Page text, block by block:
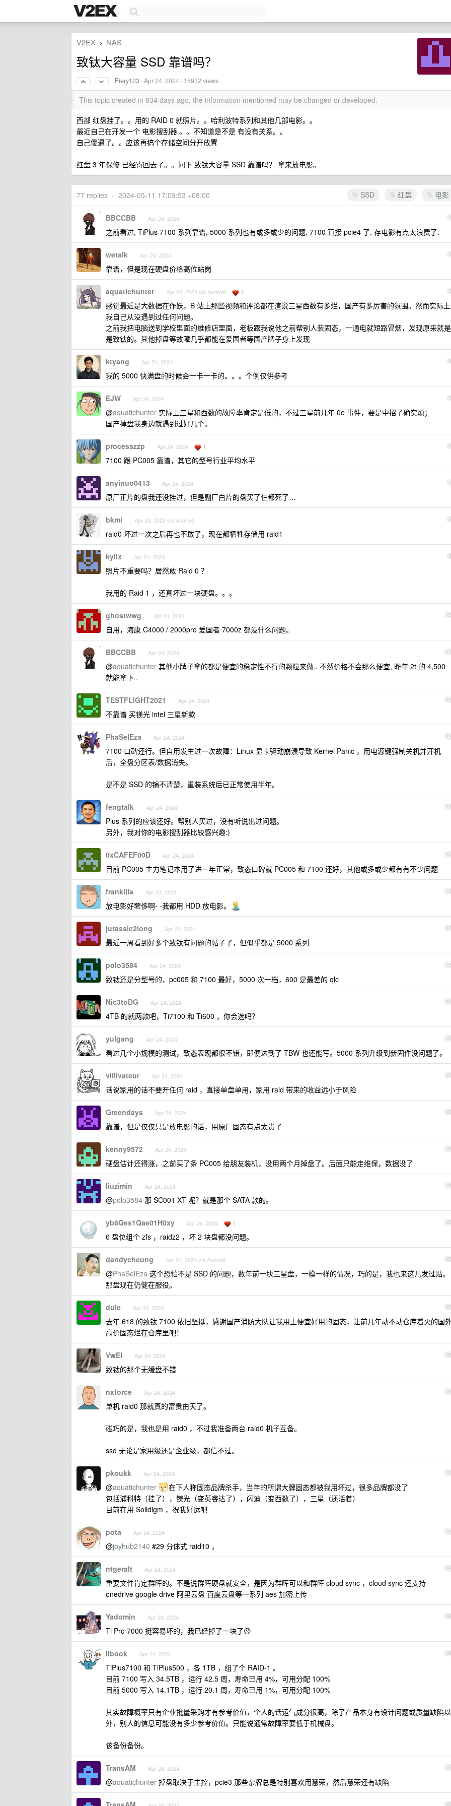
V2EX › NAS
致钛大容量 SSD 靠谱吗？
Fiery123 ·Apr 24, 2024 · 15932 views
This topic created in 834 days ago, the information mentioned may be changed or developed.
西部 红盘挂了。。用的 RAID 0 就照片。。哈利波特系列和其他几部电影。。
最近自己在开发一个 电影搜刮器 。。不知道是不是 有没有关系。。
自己傻逼了。。应该再搞个存储空间分开放置
红盘 3 年保修 已经寄回去了。。问下 致钛大容量 SSD 靠谱吗？ 拿来放电影。
SSD 红盘 电影
77 replies • 2024-05-11 17:09:53 +08:00
1
BBCCBB Apr 24, 2024
之前看过, TiPlus 7100 系列靠谱, 5000 系列也有或多或少的问题. 7100 直接 pcie4 了. 存电影有点太浪费了.
2
wetalk Apr 24, 2024
靠谱，但是现在硬盘价格高位站岗
3
aquatichunter Apr 24, 2024 via Android 1
感觉最近是大数据在作妖，B 站上那些视频和评论都在渲说三星西数有多烂，国产有多厉害的氛围。然而实际上
我自己从没遇到过任何问题。
之前我把电脑送到学校里面的维修店里面，老板跟我说他之前帮别人装固态，一通电就短路冒烟，发现原来就是
是致钛的。其他掉盘等故障几乎都能在爱国者等国产牌子身上发现
4
ktyang Apr 24, 2024
我的 5000 快满盘的时候会一卡一卡的。。。个例仅供参考
5
EJW Apr 24, 2024
@aquatichunter 实际上三星和西数的故障率肯定是低的，不过三星前几年 0e 事件，要是中招了确实烦；
国产掉盘我身边就遇到过好几个。
6
processzzp Apr 24, 2024 1
7100 跟 PC005 靠谱，其它的型号行业平均水平
7
anyinuo0413 Apr 24, 2024
原厂正片的盘我还没挂过，但是副厂白片的盘买了仨都死了…
8
bkmi Apr 24, 2024 via Android
raid0 坏过一次之后再也不敢了，现在都牺牲存储用 raid1
9
kylix Apr 24, 2024
照片不重要吗？居然敢 Raid 0 ？
我用的 Raid 1 ，还真坏过一块硬盘。。。
10
ghostwwg Apr 24, 2024
自用，海康 C4000 / 2000pro 爱国者 7000z 都没什么问题。
11
BBCCBB Apr 24, 2024
@aquatichunter 其他小牌子拿的都是便宜的稳定性不行的颗粒来做.. 不然价格不会那么便宜, 昨年 2t 的 4,500
就能拿下..
12
TESTFLIGHT2021 Apr 24, 2024
不靠谱 买镁光 intel 三星新款
13
PhaSelEza Apr 24, 2024
7100 口碑还行。但自用发生过一次故障：Linux 显卡驱动崩溃导致 Kernel Panic ，用电源键强制关机并开机
后，全盘分区表/数据消失。
是不是 SSD 的锅不清楚，重装系统后已正常使用半年。
14
fengtalk Apr 24, 2024
Plus 系列的应该还好。帮别人买过，没有听说出过问题。
另外，我对你的电影搜刮器比较感兴趣:)
15
0xCAFEF00D Apr 24, 2024
目前 PC005 主力笔记本用了进一年正常，致态口碑就 PC005 和 7100 还好，其他或多或少都有有不少问题
16
frankilla Apr 24, 2024
放电影好奢侈啊- -我都用 HDD 放电影。
17
jurassic2long Apr 24, 2024
最近一周看到好多个致钛有问题的帖子了，但似乎都是 5000 系列
18
polo3584 Apr 24, 2024
致钛还是分型号的，pc005 和 7100 最好，5000 次一档，600 是最差的 qlc
19
Nic3toDG Apr 24, 2024
4TB 的就两款吧，Ti7100 和 Ti600 ，你会选吗？
20
yulgang Apr 24, 2024
看过几个小规模的测试，致态表现都很不错，即便达到了 TBW 也还能写。5000 系列升级到新固件没问题了。
21
villivateur Apr 24, 2024
话说家用的话不要开任何 raid ，直接单盘单用，家用 raid 带来的收益远小于风险
22
Greendays Apr 24, 2024
靠谱，但是仅仅只是放电影的话，用原厂固态有点太贵了
23
kenny9572 Apr 24, 2024
硬盘估计还得涨，之前买了条 PC005 给朋友装机，没用两个月掉盘了。后面只能走维保，数据没了
24
liuzimin Apr 24, 2024
@polo3584 那 SC001 XT 呢？就是那个 SATA 款的。
25
yb8Qes1Qae01H0xy Apr 24, 2024 1
6 盘位组个 zfs ，raidz2 ，坏 2 块盘都没问题。
26
dandycheung Apr 24, 2024 via Android
@PhaSelEza 这个恐怕不是 SSD 的问题，数年前一块三星盘，一模一样的情况，巧的是，我也来这儿发过贴。
那盘现在仍健在服役。
27
dule Apr 24, 2024
去年 618 的致钛 7100 依旧坚挺，感谢国产消防大队让我用上便宜好用的固态，让前几年动不动仓库着火的国
高价固态烂在仓库里吧！
28
VwEI Apr 24, 2024
致钛的那个无缓盘不错
29
nxforce Apr 24, 2024
单机 raid0 那就真的富贵由天了。
碰巧的是，我也是用 raid0 ，不过我准备两台 raid0 机子互备。
ssd 无论是家用级还是企业级，都信不过。
30
pkoukk Apr 24, 2024
@aquatichunter
在下人称固态品牌杀手，当年的所谓大牌固态都被我用坏过，很多品牌都没了
包括浦科特（挂了），镁光（变英睿达了），闪迪（变西数了），三星（还活着）
目前在用 Solidigm ，祝我好运吧
31
pota Apr 24, 2024
@joyhub2140 #29 分体式 raid10 ，
32
ntgeralt Apr 24, 2024
重要文件肯定群晖的。不是说群晖硬盘就安全，是因为群晖可以和群晖 cloud sync ，cloud sync 还支持
onedrive google drive 阿里云盘 百度云盘等一系列 aes 加密上传
33
Yadomin Apr 24, 2024
Ti Pro 7000 挺容易坏的，我已经掉了一块了😣
34
libook Apr 24, 2024
TiPlus7100 和 TiPlus500 ，各 1TB ，组了个 RAID-1 。
目前 7100 写入 34.5TB ，运行 42.5 周，寿命已用 4%，可用分配 100%
目前 5000 写入 14.1TB ，运行 20.1 周，寿命已用 1%，可用分配 100%
其实故障概率只有企业批量采购才有参考价值，个人的话运气成分很高，除了产品本身有设计问题或质量缺陷以
外，别人的信息可能没有多少参考价值。只能说通常故障率要低于机械盘。
该备份备份。
35
TransAM Apr 24, 2024
@aquatichunter 掉盘取决于主控，pcie3 那些杂牌总是特别喜欢用慧荣，然后慧荣还有缺陷
36